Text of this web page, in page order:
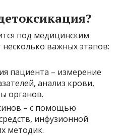
под медицинским
важных этапов:
пациента – измерение
анализ крови,
органов.
– с помощью
инфузионной
методик.